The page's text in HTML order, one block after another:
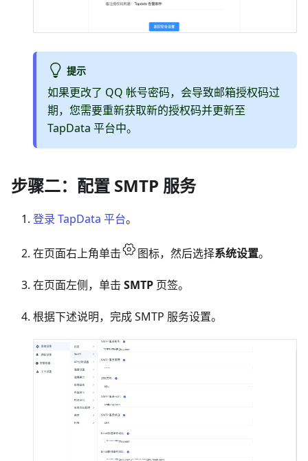
提示
如果更改了 QQ 帐号密码，会导致邮箱授权码过
期，您需要重新获取新的授权码并更新至
TapData 平台中。
步骤二：配置 SMTP 服务
登录 TapData 平台。
在页面右上角单击 图标，然后选择系统设置。
在页面左侧，单击 SMTP 页签。
根据下述说明，完成 SMTP 服务设置。